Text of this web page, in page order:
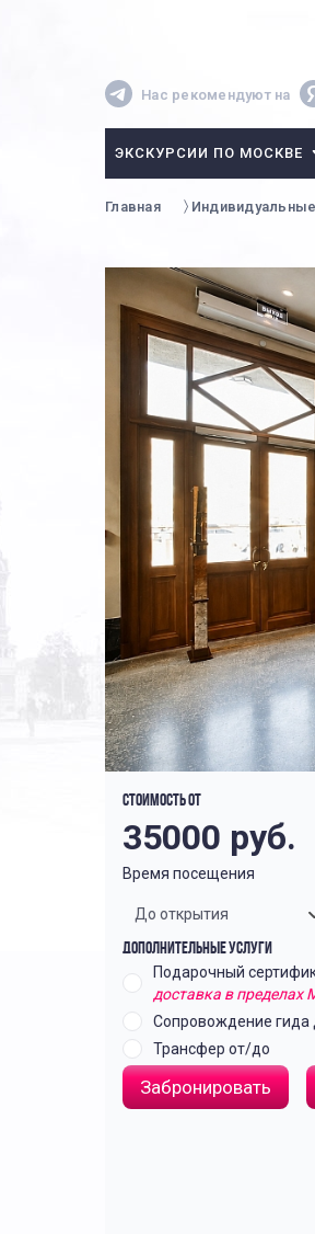
Нас рекомендуют на
ЭКСКУРСИИ ПО МОСКВЕ
Главная Индивидуальные
Стоимость от
35000 руб.
Время посещения
До открытия
Дополнительные услуги
Подарочный
доставка в
Сопровождение гида
Трансфер от/до
Забронировать